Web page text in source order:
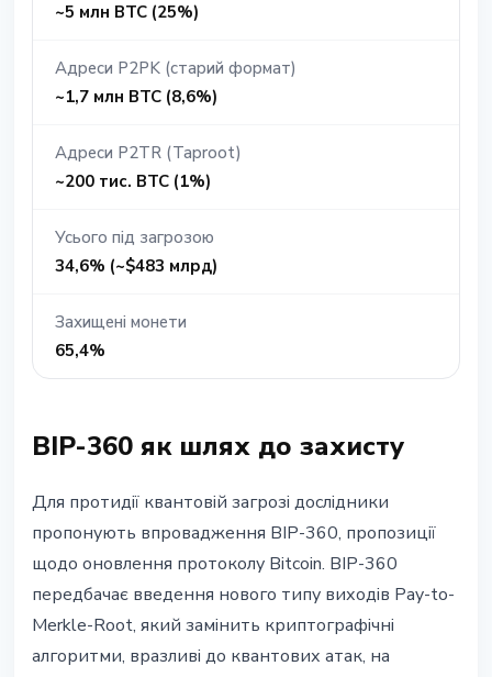
~5 млн BTC (25%)
Адреси P2PK (старий формат)
~1,7 млн BTC (8,6%)
Адреси P2TR (Taproot)
~200 тис. BTC (1%)
Усього під загрозою
34,6% (~$483 млрд)
Захищені монети
65,4%
BIP-360 як шлях до захисту
Для протидії квантовій загрозі дослідники
пропонують впровадження BIP-360, пропозиції
щодо оновлення протоколу Bitcoin. BIP-360
передбачає введення нового типу виходів Pay-to-
Merkle-Root, який замінить криптографічні
алгоритми, вразливі до квантових атак, на